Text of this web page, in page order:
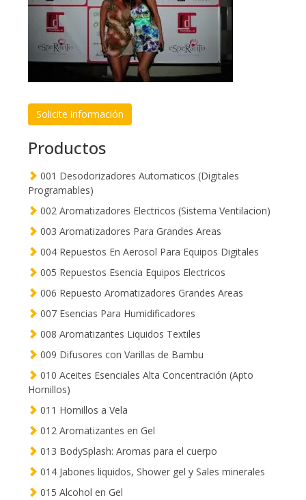
Solicite información
Productos
001 Desodorizadores Automaticos (Digitales
Programables)
002 Aromatizadores Electricos (Sistema Ventilacion)
003 Aromatizadores Para Grandes Areas
004 Repuestos En Aerosol Para Equipos Digitales
005 Repuestos Esencia Equipos Electricos
006 Repuesto Aromatizadores Grandes Areas
007 Esencias Para Humidificadores
008 Aromatizantes Liquidos Textiles
009 Difusores con Varillas de Bambu
010 Aceites Esenciales Alta Concentración (Apto
Hornillos)
011 Hornillos a Vela
012 Aromatizantes en Gel
013 BodySplash: Aromas para el cuerpo
014 Jabones liquidos, Shower gel y Sales minerales
015 Alcohol en Gel